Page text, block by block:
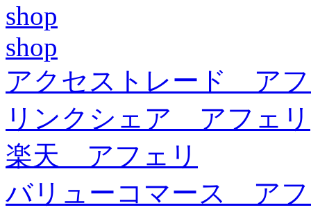
shop
shop
アクセストレード ア
リンクシェア アフェリ
楽天 アフェリ
バリューコマース ア